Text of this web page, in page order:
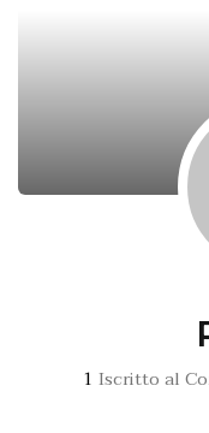
1 Iscritto al